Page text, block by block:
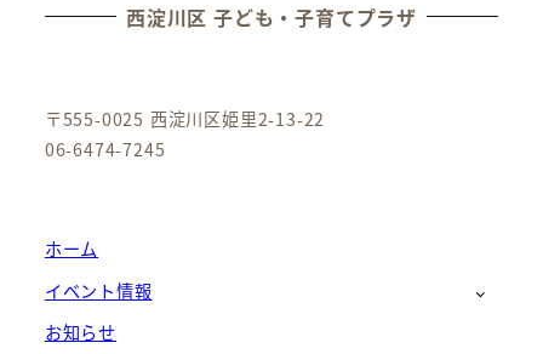
西淀川区 子ども・子育てプラザ
〒555-0025 西淀川区姫里2-13-22
06-6474-7245
ホーム
イベント情報
お知らせ